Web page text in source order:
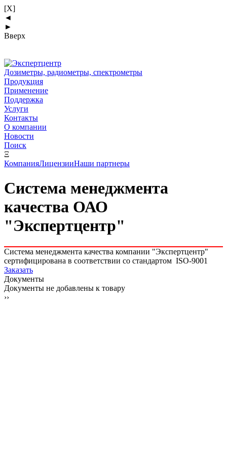
[X]
◄
►
Вверх
Дозиметры, радиометры, спектрометры
Продукция
Применение
Поддержка
Услуги
Контакты
О компании
Новости
Поиск
Ξ
КомпанияЛицензииНаши партнеры
Система менеджмента
качества ОАО
"Экспертцентр"
Система менеджмента качества компании "Экспертцентр"
сертифицирована в соответствии со стандартом ISO-9001
Заказать
Документы
Документы не добавлены к товару
››